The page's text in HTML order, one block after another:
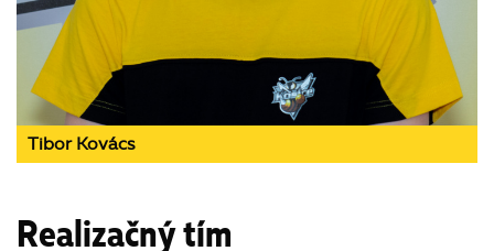
Tibor Kovács
Realizačný tím